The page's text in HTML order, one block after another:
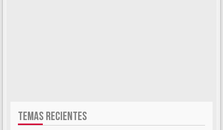
TEMAS RECIENTES